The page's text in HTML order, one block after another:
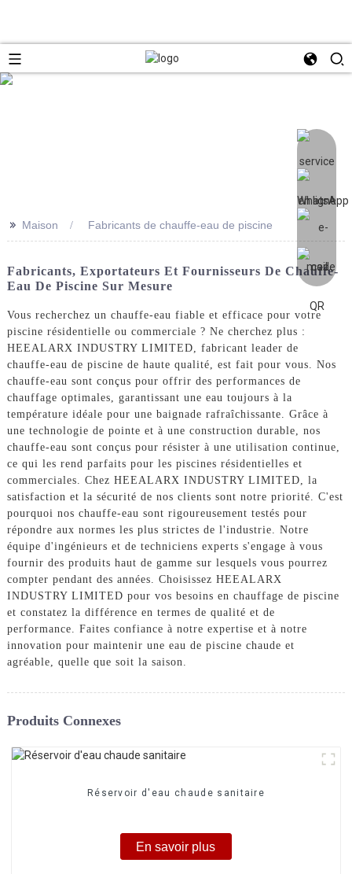
>> Maison Fabricants de chauffe-eau de piscine
Fabricants, Exportateurs Et Fournisseurs De Chauffe-
Eau De Piscine Sur Mesure
Vous recherchez un chauffe-eau fiable et efficace pour votre
piscine résidentielle ou commerciale ? Ne cherchez plus :
HEEALARX INDUSTRY LIMITED, fabricant leader de
chauffe-eau de piscine de haute qualité, est fait pour vous. Nos
chauffe-eau sont conçus pour offrir des performances de
chauffage optimales, garantissant une eau toujours à la
température idéale pour une baignade rafraîchissante. Grâce à
une technologie de pointe et à une construction durable, nos
chauffe-eau sont conçus pour résister à une utilisation continue,
ce qui les rend parfaits pour les piscines résidentielles et
commerciales. Chez HEEALARX INDUSTRY LIMITED, la
satisfaction et la sécurité de nos clients sont notre priorité. C'est
pourquoi nos chauffe-eau sont rigoureusement testés pour
répondre aux normes les plus strictes de l'industrie. Notre
équipe d'ingénieurs et de techniciens experts s'engage à vous
fournir des produits haut de gamme sur lesquels vous pourrez
compter pendant des années. Choisissez HEEALARX
INDUSTRY LIMITED pour vos besoins en chauffage de piscine
et constatez la différence en termes de qualité et de
performance. Faites confiance à notre expertise et à notre
innovation pour maintenir une eau de piscine chaude et
agréable, quelle que soit la saison.
Produits Connexes
Réservoir d'eau chaude sanitaire
En savoir plus